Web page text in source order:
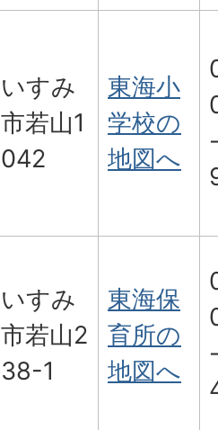
いすみ
市若山1
042
東海小
学校の
地図へ
いすみ
市若山2
38-1
東海保
育所の
地図へ